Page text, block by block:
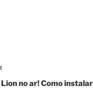
no ar! Como